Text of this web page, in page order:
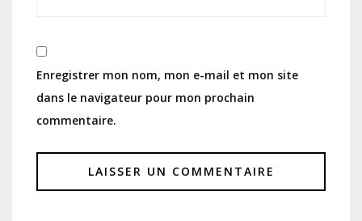
Enregistrer mon nom, mon e-mail et mon site
dans le navigateur pour mon prochain
commentaire.